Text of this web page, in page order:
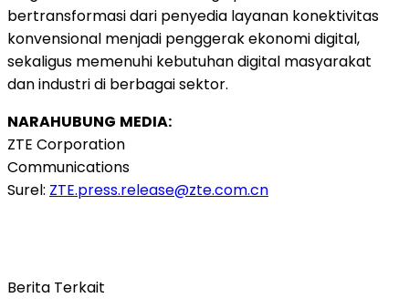
bertransformasi dari penyedia layanan konektivitas
konvensional menjadi penggerak ekonomi digital,
sekaligus memenuhi kebutuhan digital masyarakat
dan industri di berbagai sektor.
NARAHUBUNG MEDIA:
ZTE Corporation
Communications
Surel: ZTE.press.release@zte.com.cn
Berita Terkait